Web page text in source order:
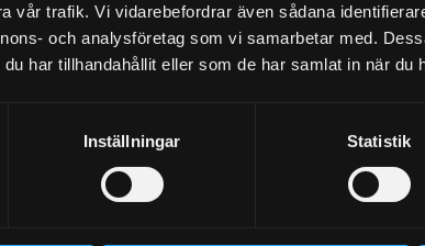
vår trafik. Vi vidarebefordrar även sådana
och analysföretag som vi samarbetar med.
har tillhandahållit eller som de har samlat in när du
Inställningar Statistik